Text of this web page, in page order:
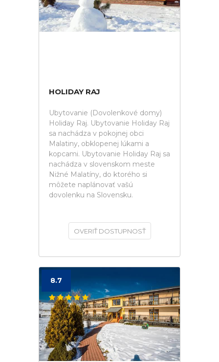
HOLIDAY RAJ
Ubytovanie (Dovolenkové domy)
Holiday Raj. Ubytovanie Holiday Raj
sa nachádza v pokojnej obci
Malatiny, obklopenej lúkami a
kopcami. Ubytovanie Holiday Raj sa
nachádza v slovenskom meste
Nižné Malatíny, do ktorého si
môžete naplánovať vašú
dovolenku na Slovensku.
OVERIŤ DOSTUPNOSŤ
8.7